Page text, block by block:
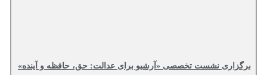
برگزاری نشست تخصصی «آرشیو برای عدالت: حق، حافظه و آینده»